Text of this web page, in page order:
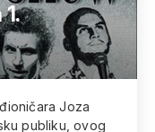
Joza
publiku, ovog